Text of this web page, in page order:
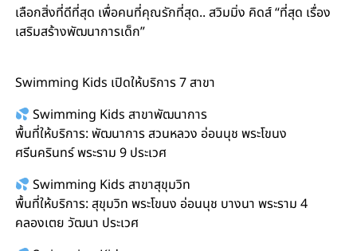
เลือกสิ่งที่ดีที่สุด เพื่อคนที่คุณรักที่สุด.. สวิมมิ่ง คิดส์ “ที่สุด เรื่อง
เสริมสร้างพัฒนาการเด็ก”
Swimming Kids เปิดให้บริการ 7 สาขา
Swimming Kids สาขาพัฒนาการ
พื้นที่ให้บริการ: พัฒนาการ สวนหลวง อ่อนนุช พระโขนง
ศรีนครินทร์ พระราม 9 ประเวศ
Swimming Kids สาขาสุขุมวิท
พื้นที่ให้บริการ: สุขุมวิท พระโขนง อ่อนนุช บางนา พระราม 4
คลองเตย วัฒนา ประเวศ